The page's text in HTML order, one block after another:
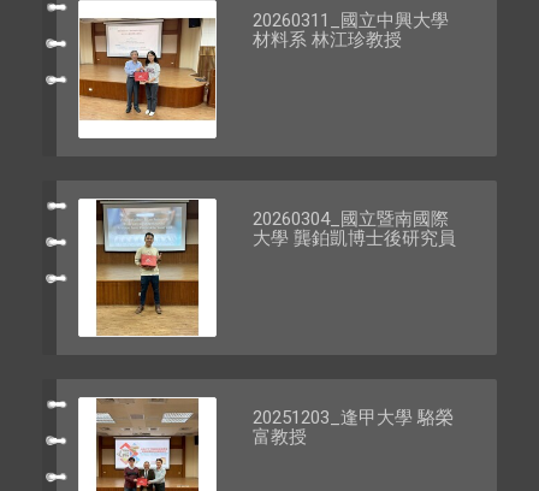
20260311_國立中興大學
材料系 林江珍教授
20260304_國立暨南國際
大學 龔鉑凱博士後研究員
20251203_逢甲大學 駱榮
富教授